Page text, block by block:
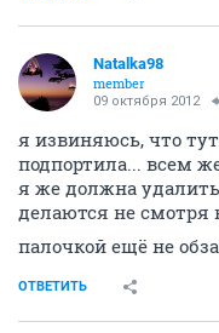
Natalka98
member
09 октября 2012
я извиняюсь, что
подпортила... всем
я же должна
делаются не смотря
палочкой ещё не
ОТВЕТИТЬ